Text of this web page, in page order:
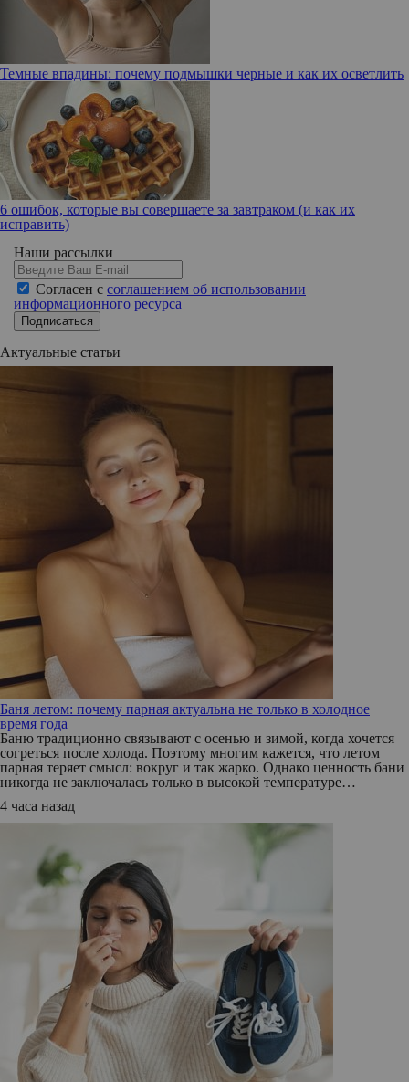
Темные впадины: почему подмышки черные и как их осветлить
6 ошибок, которые вы совершаете за завтраком (и как их
исправить)
Наши рассылки
Согласен с соглашением об использовании
информационного ресурса
Подписаться
Актуальные статьи
Баня летом: почему парная актуальна не только в холодное
время года
Баню традиционно связывают с осенью и зимой, когда хочется
согреться после холода. Поэтому многим кажется, что летом
парная теряет смысл: вокруг и так жарко. Однако ценность бани
никогда не заключалась только в высокой температуре…
4 часа назад